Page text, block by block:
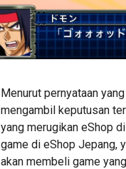
Menurut pernyataan
mengambil keputusan
yang merugikan eShop
game di eShop Jepang,
akan membeli game